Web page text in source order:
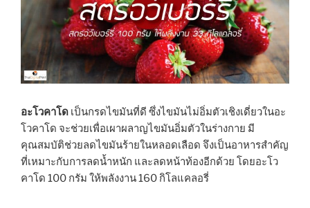
อะโวคาโด เป็นกรดไขมันที่ดี ซึ่งไขมันไม่อิ่มตัวเชิงเดี่ยวในอะ
โวคาโด จะช่วยเพื่อเผาผลาญไขมันอิ่มตัวในร่างกาย มี
คุณสมบัติช่วยลดไขมันร้ายในหลอดเลือด จึงเป็นอาหารสำคัญ
ที่เหมาะกับการลดน้ำหนัก และลดหน้าท้องอีกด้วย โดยอะโว
คาโด 100 กรัม ให้พลังงาน 160 กิโลแคลอรี่